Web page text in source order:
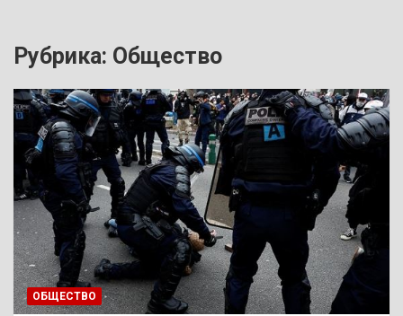
Рубрика: Общество
ОБЩЕСТВО